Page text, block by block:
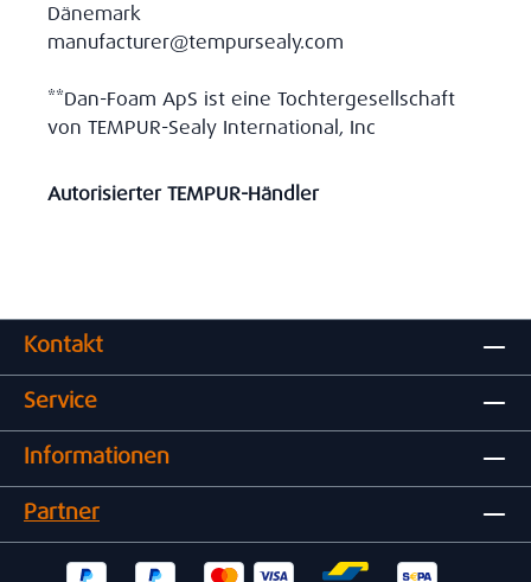
Dänemark
manufacturer@tempursealy.com
**Dan-Foam ApS ist eine Tochtergesellschaft
von TEMPUR-Sealy International, Inc
Autorisierter TEMPUR-Händler
Kontakt
Service
Informationen
Partner